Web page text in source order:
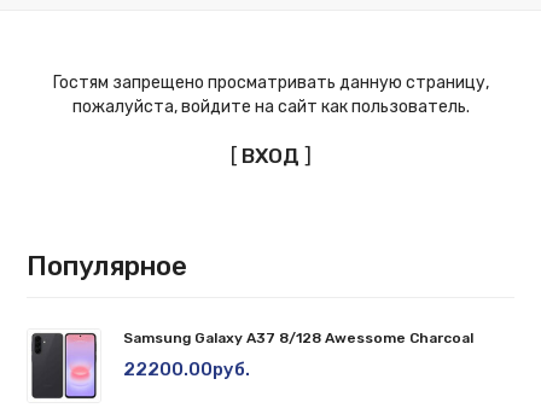
Гостям запрещено просматривать данную страницу,
пожалуйста, войдите на сайт как пользователь.
[ ВХОД ]
Популярное
Samsung Galaxy A37 8/128 Awessome Charcoal
22200.00руб.